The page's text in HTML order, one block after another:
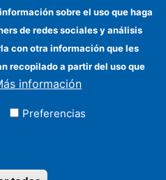
proveedores
FEDER
financiadores
llegar
sobre el uso que haga
de redes sociales y análisis
con otra información que les
recopilado a partir del uso que
información
Preferencias